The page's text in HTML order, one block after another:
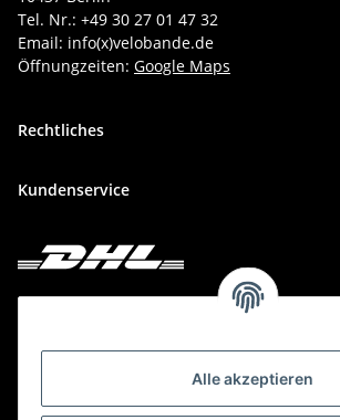
Alle akzeptieren
Tel. Nr.: +49 30 27 01 47 32
Email: info(x)velobande.de
Öffnungzeiten: Google Maps
Rechtliches
Kundenservice
Deine Bestellung versenden wir mit DHL!